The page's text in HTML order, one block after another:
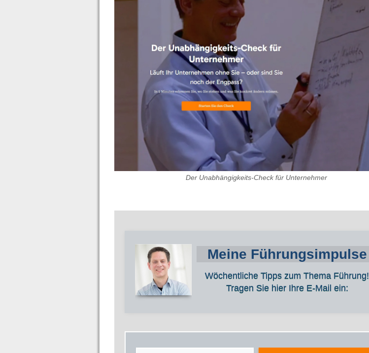
Der Unabhängigkeits-Check für Unternehmer
Meine Führungsimpulse
Wöchentliche Tipps zum Thema Führung!
Tragen Sie hier Ihre E-Mail ein: